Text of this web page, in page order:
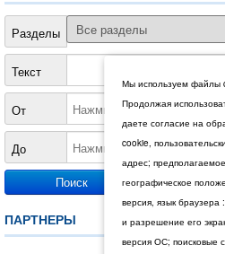
Разделы
Текст
От
До
ПАРТНЕРЫ
Мы используем файлы
Продолжая
даете согласие на
cookie,
адрес; предполагаемое
географическое
версия, язык браузера
и разрешение его
версия ОС; поисковые